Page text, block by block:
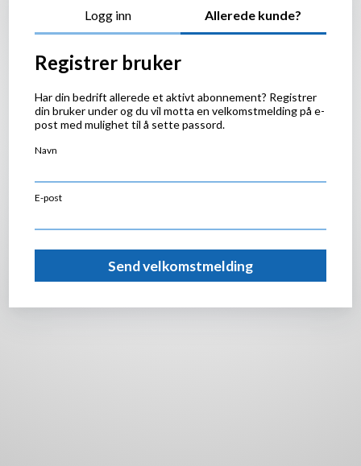
Logg inn Allerede kunde?
Registrer bruker
Har din bedrift allerede et aktivt abonnement? Registrer
din bruker under og du vil motta en velkomstmelding på e-
post med mulighet til å sette passord.
Navn
E-post
Send velkomstmelding